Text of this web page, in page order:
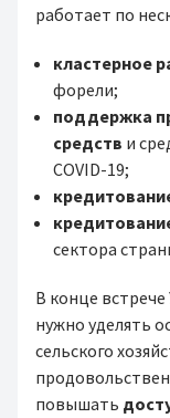
работает по
кластерное
форели;
поддержка
средств и
COVID-19;
сектора
В конце
нужно уделять
сельского
повышать